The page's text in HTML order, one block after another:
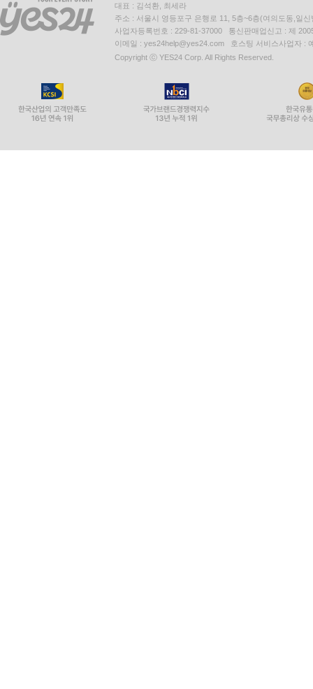
대표 : 김석환, 최세라
주소 : 서울시 영등포구 은행로 11, 5층~6층(여의도동,일신
사업자등록번호 : 229-81-37000 통신판매업신고 : 제
이메일 : yes24help@yes24.com 호스팅 서비스사업자 :
Copyright ⓒ YES24 Corp. All Rights Reserved.